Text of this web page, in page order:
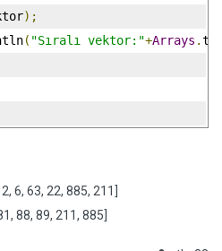
);
( "Sıralı vektor:"+Arrays .
6, 63, 22, 885, 211]
88, 89, 211, 885]